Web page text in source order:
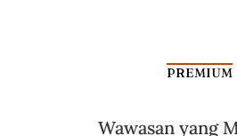
PREMIUM
Wawasan yang